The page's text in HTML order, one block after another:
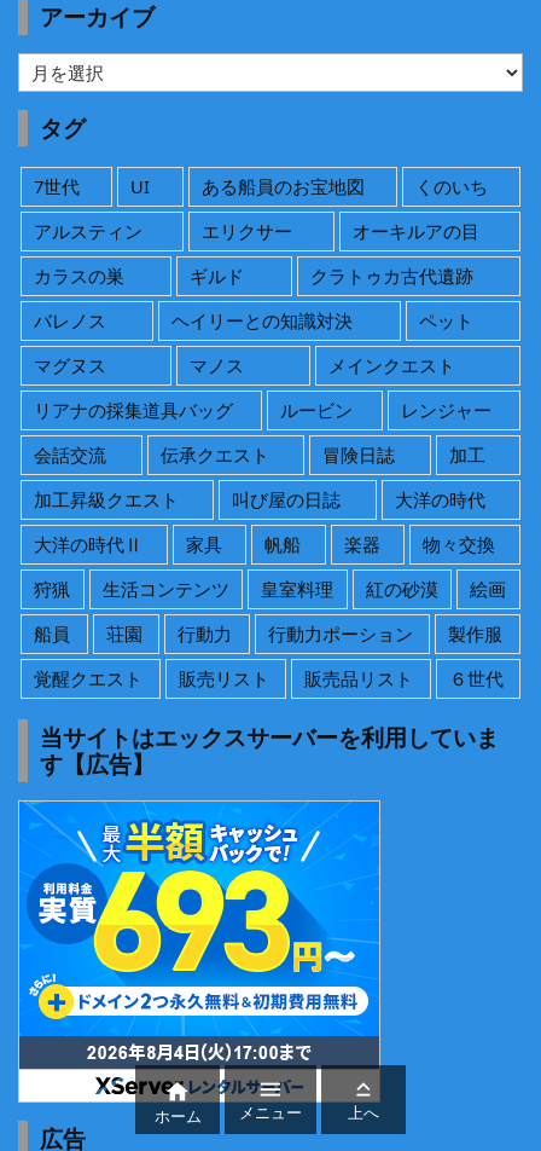
アーカイブ
ー
カ
イ
ブ
タグ
7世代 UI ある船員のお宝地図
くのいち
アルスティン
エリクサー
オーキルアの目
カラスの巣
ギルド
クラトゥカ古代遺跡
バレノス
ヘイリーとの知識対決
ペット
マグヌス
マノス
メインクエスト
リアナの採集道具バッグ
ルービン
レンジャー
会話交流
伝承クエスト 冒険日誌
加工
加工昇級クエスト
叫び屋の日誌
大洋の時代
大洋の時代Ⅱ
家具 帆船 楽器
物々交換
狩猟
生活コンテンツ 皇室料理 紅の砂漠
絵画
船員
荘園 行動力 行動力ポーション
製作服
覚醒クエスト
販売リスト 販売品リスト ６世代
当サイトはエックスサーバーを利用していま
す【広告】
広告

ホーム

メニュー

上へ